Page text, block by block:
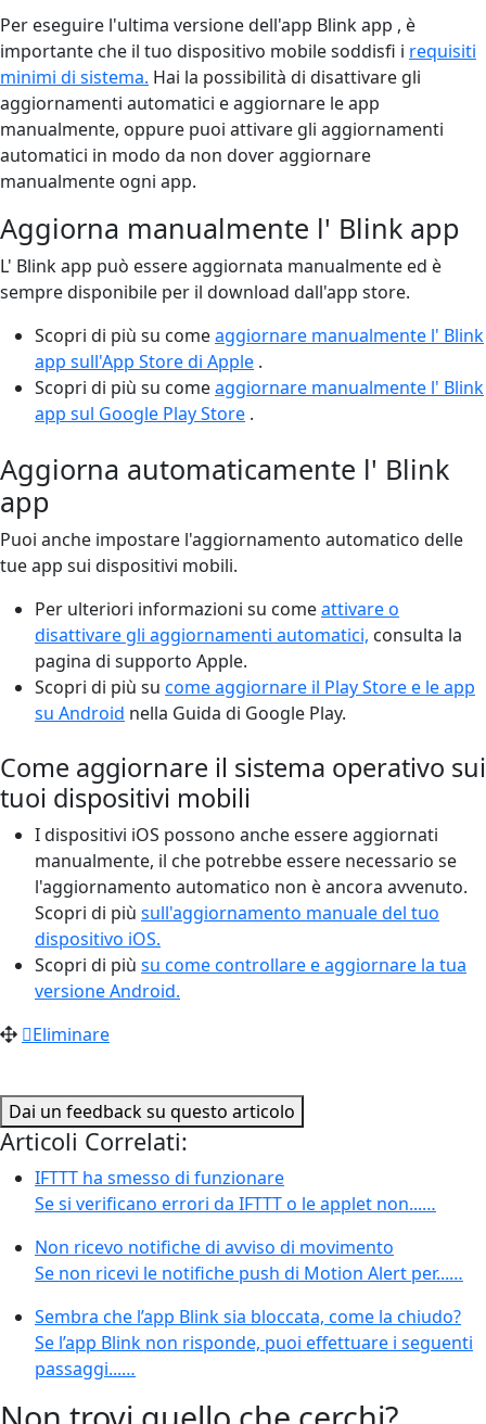
Per eseguire l'ultima versione dell'app Blink app , è
importante che il tuo dispositivo mobile soddisfi i requisiti
minimi di sistema. Hai la possibilità di disattivare gli
aggiornamenti automatici e aggiornare le app
manualmente, oppure puoi attivare gli aggiornamenti
automatici in modo da non dover aggiornare
manualmente ogni app.
Aggiorna manualmente l' Blink app
L' Blink app può essere aggiornata manualmente ed è
sempre disponibile per il download dall'app store.
Scopri di più su comeaggiornare manualmente l' Blink
app sull'App Store di Apple .
Scopri di più su comeaggiornare manualmente l' Blink
app sul Google Play Store .
Aggiorna automaticamente l' Blink
app
Puoi anche impostare l'aggiornamento automatico delle
tue app sui dispositivi mobili.
Per ulteriori informazioni su comeattivare o
disattivare gli aggiornamenti automatici, consulta la
pagina di supporto Apple.
Scopri di più su come aggiornare il Play Store e le app
su Android nella Guida di Google Play.
Come aggiornare il sistema operativo sui
tuoi dispositivi mobili
I dispositivi iOS possono anche essere aggiornati
manualmente, il che potrebbe essere necessario se
l'aggiornamento automatico non è ancora avvenuto.
Scopri di più sull'aggiornamento manuale del tuo
dispositivo iOS.
Scopri di più su come controllare e aggiornare la tua
versione Android.
Eliminare
Dai un feedback su questo articolo
Articoli Correlati:
IFTTT ha smesso di funzionare
Se si verificano errori da IFTTT o le applet non...…
Non ricevo notifiche di avviso di movimento
Se non ricevi le notifiche push di Motion Alert per...…
Sembra che l’app Blink sia bloccata, come la chiudo?
Se l’app Blink non risponde, puoi effettuare i seguenti
passaggi...…